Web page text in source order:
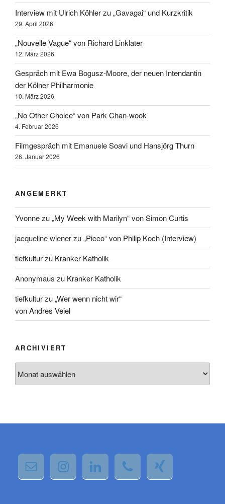
Interview mit Ulrich Köhler zu „Gavagai“ und Kurzkritik
29. April 2026
„Nouvelle Vague“ von Richard Linklater
12. März 2026
Gespräch mit Ewa Bogusz-Moore, der neuen Intendantin
der Kölner Philharmonie
10. März 2026
„No Other Choice“ von Park Chan-wook
4. Februar 2026
Filmgespräch mit Emanuele Soavi und Hansjörg Thurn
26. Januar 2026
ANGEMERKT
Yvonnezu„My Week with Marilyn“ von Simon Curtis
jacqueline wienerzu„Picco“ von Philip Koch (Interview)
tiefkulturzu Kranker Katholik
Anonymaus zu Kranker Katholik
tiefkulturzu„Wer wenn nicht wir“
von Andres Veiel
ARCHIVIERT